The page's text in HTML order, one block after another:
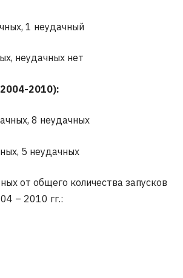
1 неудачный
неудачных нет
2010):
8 неудачных
5 неудачных
от общего количества запусков
– 2010 гг.: